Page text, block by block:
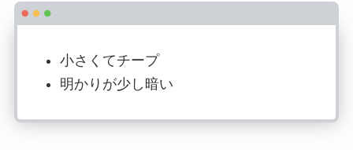
小さくてチープ
明かりが少し暗い